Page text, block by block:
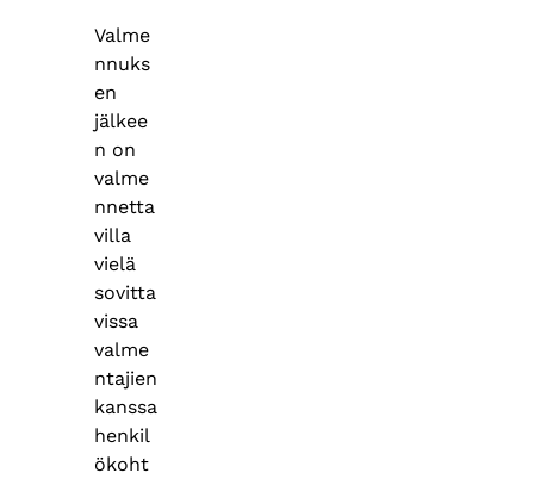
Valme
nnuks
en
jälkee
n on
valme
nnetta
villa
vielä
sovitta
vissa
valme
ntajien
kanssa
henkil
ökoht